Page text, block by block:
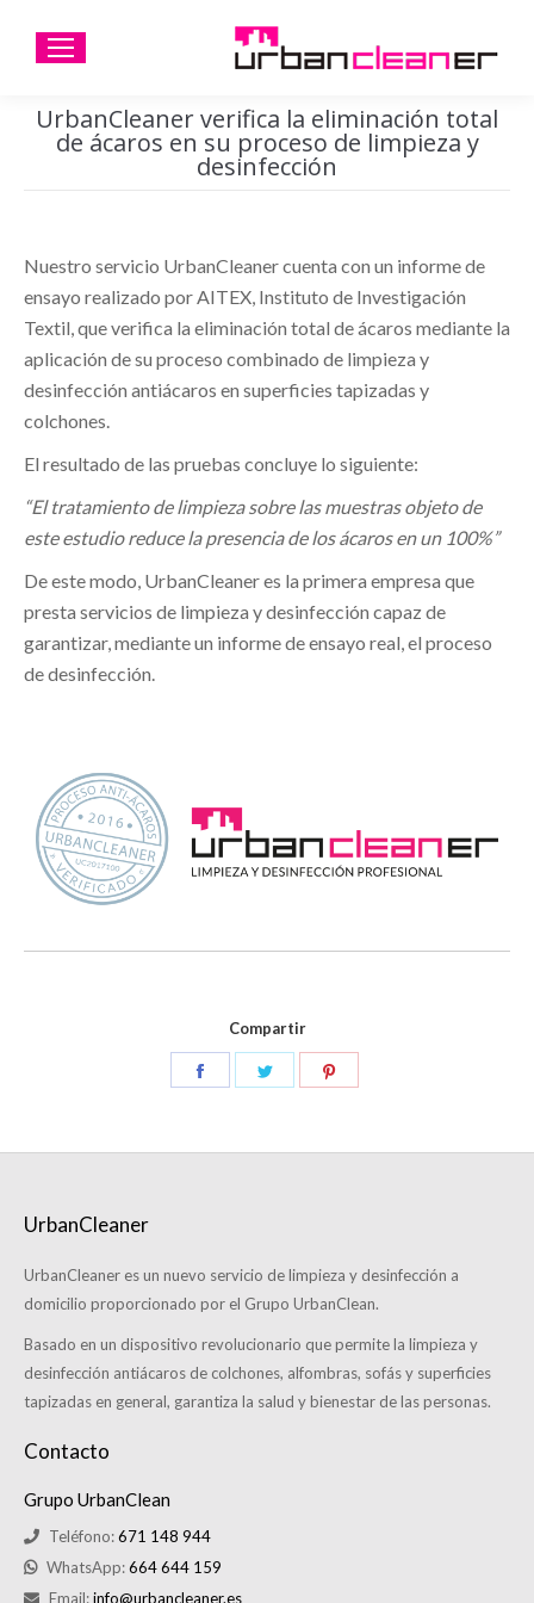
UrbanCleaner verifica la eliminación total
de ácaros en su proceso de limpieza y
desinfección
Nuestro servicio UrbanCleaner cuenta con un informe de
ensayo realizado por AITEX, Instituto de Investigación
Textil, que verifica la eliminación total de ácaros mediante la
aplicación de su proceso combinado de limpieza y
desinfección antiácaros en superficies tapizadas y
colchones.
El resultado de las pruebas concluye lo siguiente:
“El tratamiento de limpieza sobre las muestras objeto de
este estudio reduce la presencia de los ácaros en un 100%”
De este modo, UrbanCleaner es la primera empresa que
presta servicios de limpieza y desinfección capaz de
garantizar, mediante un informe de ensayo real, el proceso
de desinfección.
Compartir
UrbanCleaner
UrbanCleaner es un nuevo servicio de limpieza y desinfección a
domicilio proporcionado por el Grupo UrbanClean.
Basado en un dispositivo revolucionario que permite la limpieza y
desinfección antiácaros de colchones, alfombras, sofás y superficies
tapizadas en general, garantiza la salud y bienestar de las personas.
Contacto
Grupo UrbanClean
Teléfono:671 148 944
WhatsApp:664 644 159
Email:info@urbancleaner.es